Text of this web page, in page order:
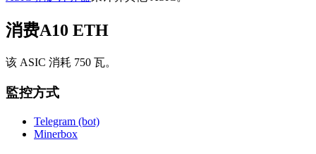
消费A10 ETH
该 ASIC 消耗 750 瓦。
監控方式
Telegram (bot)
Minerbox